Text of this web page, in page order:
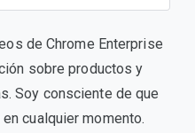
de Chrome Enterprise
sobre productos y
Soy consciente de que
cualquier momento.